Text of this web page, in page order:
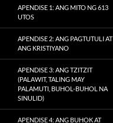
APENDISE 1: ANG MITO NG 613
UTOS
APENDISE 2: ANG PAGTUTULI AT
ANG KRISTIYANO
APENDISE 3: ANG TZITZIT
(PALAWIT, TALING MAY
PALAMUTI, BUHOL-BUHOL NA
SINULID)
APENDISE 4: ANG BUHOK AT